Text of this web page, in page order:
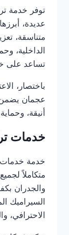
توفر خدمة
عديدة،
متناسقة،
الداخلية،
تساعد على
باختصار،
عجمان يضمن
أنيقة،
خدمات
خدمة خدمات
متكاملاً
والجدران
السيراميك
الاحترافي،